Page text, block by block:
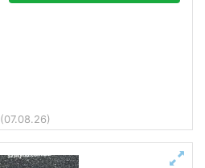
(07.08.26)